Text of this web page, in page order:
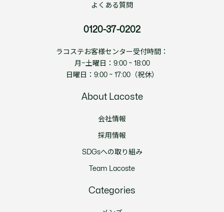
よくある質問
0120-37-0202
ラコステお客様センター受付時間：
月~土曜日：9:00 ~ 18:00
日曜日：9:00 ~ 17:00（祝休）
About Lacoste
会社情報
採用情報
SDGsへの取り組み
Team Lacoste
Categories